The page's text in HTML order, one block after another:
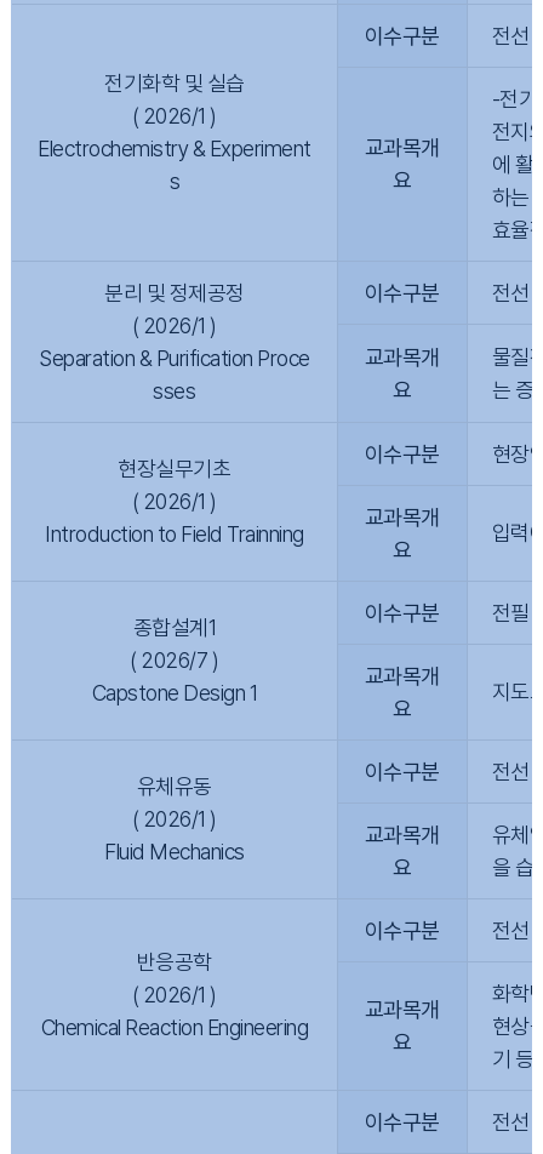
전기화학 및 실습
( 2026/1 )
Electrochemistry & Experiment
s
이수구분 전선
교과목개
요
-전기
전지
에 활
하는
효율
분리 및 정제공정
( 2026/1 )
Separation & Purification Proce
sses
이수구분 전선
교과목개
요
물질
는 증
현장실무기초
( 2026/1 )
Introduction to Field Trainning
이수구분 현장
교과목개
요
입력
종합설계1
( 2026/7 )
Capstone Design 1
이수구분 전필
교과목개
요
지도
유체유동
( 2026/1 )
Fluid Mechanics
이수구분 전선
교과목개
요
유체
을 습
반응공학
( 2026/1 )
Chemical Reaction Engineering
이수구분 전선
교과목개
요
화학
현상
기 등
이수구분 전선